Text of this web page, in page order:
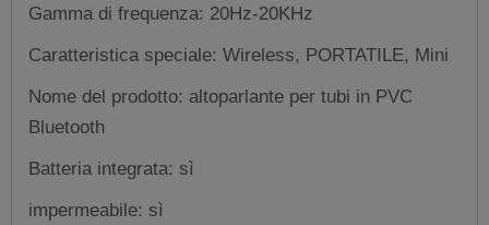
Gamma di frequenza: 20Hz-20KHz
Caratteristica speciale: Wireless, PORTATILE, Mini
Nome del prodotto: altoparlante per tubi in PVC
Bluetooth
Batteria integrata: sì
impermeabile: sì